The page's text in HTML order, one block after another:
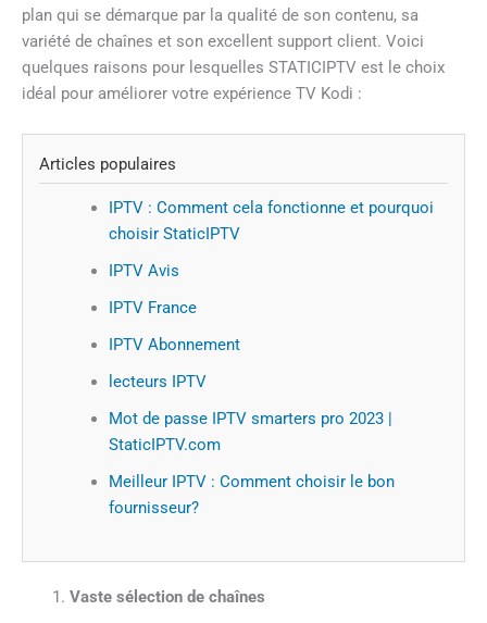
plan qui se démarque par la qualité de son contenu, sa
variété de chaînes et son excellent support client. Voici
quelques raisons pour lesquelles STATICIPTV est le choix
idéal pour améliorer votre expérience TV Kodi :
Articles populaires
IPTV : Comment cela fonctionne et pourquoi
choisir StaticIPTV
IPTV Avis
IPTV France
IPTV Abonnement
lecteurs IPTV
Mot de passe IPTV smarters pro 2023 |
StaticIPTV.com
Meilleur IPTV : Comment choisir le bon
fournisseur?
Vaste sélection de chaînes